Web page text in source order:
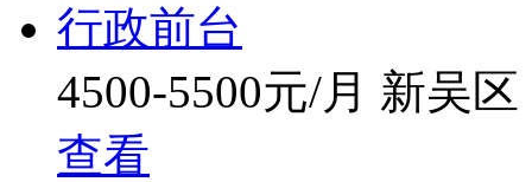
行政前台
4500-5500元/月 新吴区
查看